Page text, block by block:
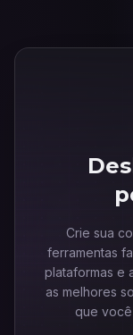
Crie sua
ferramentas
plataformas e
as melhores
que você